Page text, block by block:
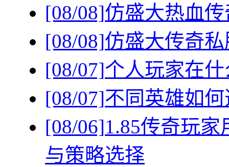
[08/08]仿盛大热血
[08/08]仿盛大传奇
[08/07]个人玩家在
[08/07]不同英雄如
[08/06]1.85传奇玩
与策略选择